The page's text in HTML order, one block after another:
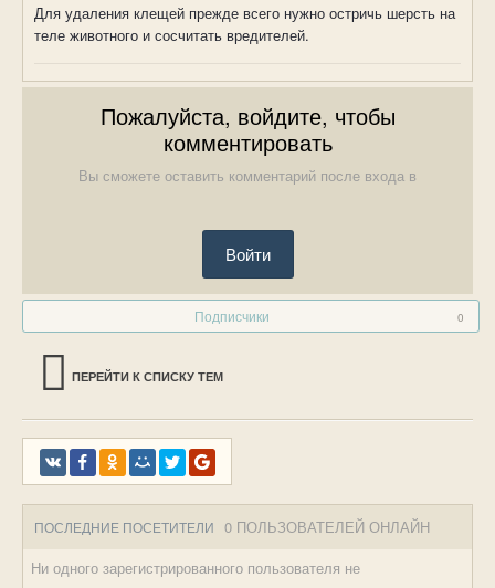
Для удаления клещей прежде всего нужно остричь шерсть на
теле животного и сосчитать вредителей.
Пожалуйста, войдите, чтобы
комментировать
Вы сможете оставить комментарий после входа в
Войти
Подписчики 0
ПЕРЕЙТИ К СПИСКУ ТЕМ
ПОСЛЕДНИЕ ПОСЕТИТЕЛИ 0 ПОЛЬЗОВАТЕЛЕЙ ОНЛАЙН
Ни одного зарегистрированного пользователя не